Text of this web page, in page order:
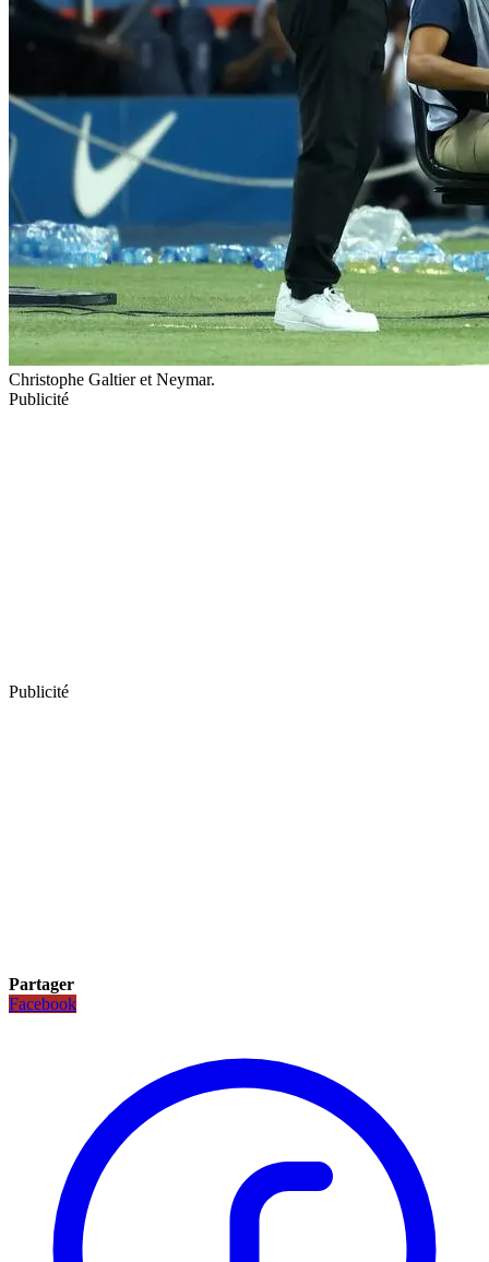
Christophe Galtier et Neymar.
Publicité
Publicité
Partager
Facebook